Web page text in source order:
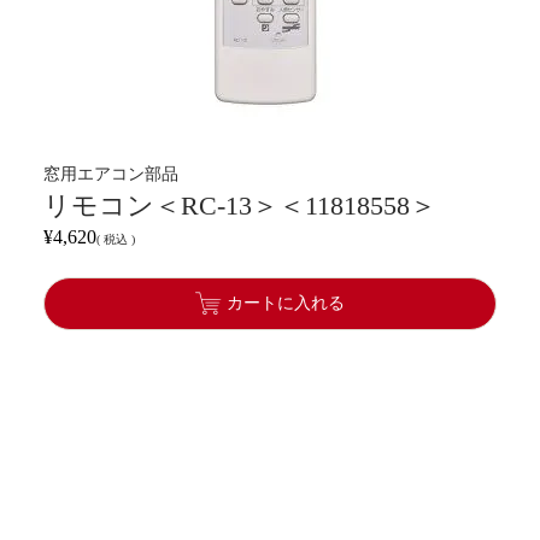
窓用エアコン部品
リモコン＜RC-13＞＜11818558＞
¥4,620 税込
カートに入れる